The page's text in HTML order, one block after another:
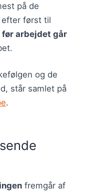
på de
først til
før arbejdet går
og de
står samlet på
.
fremgår af